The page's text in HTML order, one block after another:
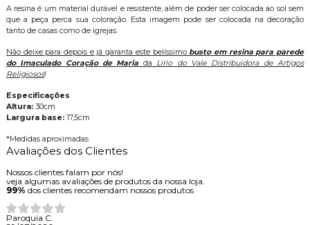
A resina é um material durável e resistente, além de poder ser colocada ao sol sem
que a peça perca sua coloração. Esta imagem pode ser colocada na decoração
tanto de casas como de igrejas.
Não deixe para depois e já garanta este belíssimo busto em resina para parede
do Imaculado Coração de Maria da Lírio do Vale Distribuidora de Artigos
Religiosos!
Especificações
Altura:30cm
Largura base:17,5cm
*Medidas aproximadas
Avaliações dos Clientes
Nossos clientes falam por nós!
veja algumas avaliações de produtos da nossa loja.
99% dos clientes recomendam nossos produtos
Paroquia C.